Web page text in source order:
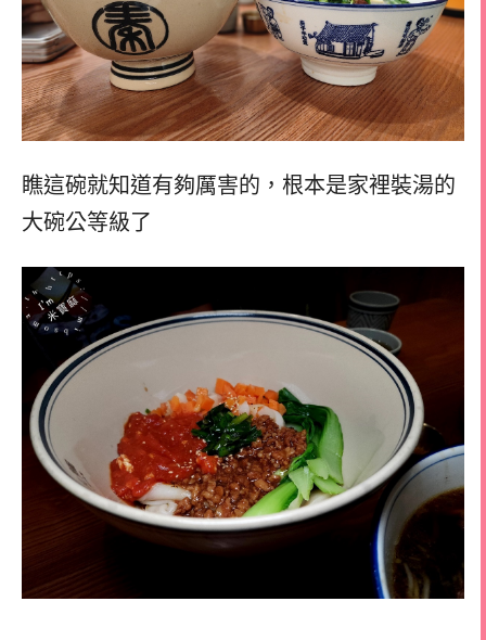
瞧這碗就知道有夠厲害的， 根本是家裡裝湯的
大碗公等級了